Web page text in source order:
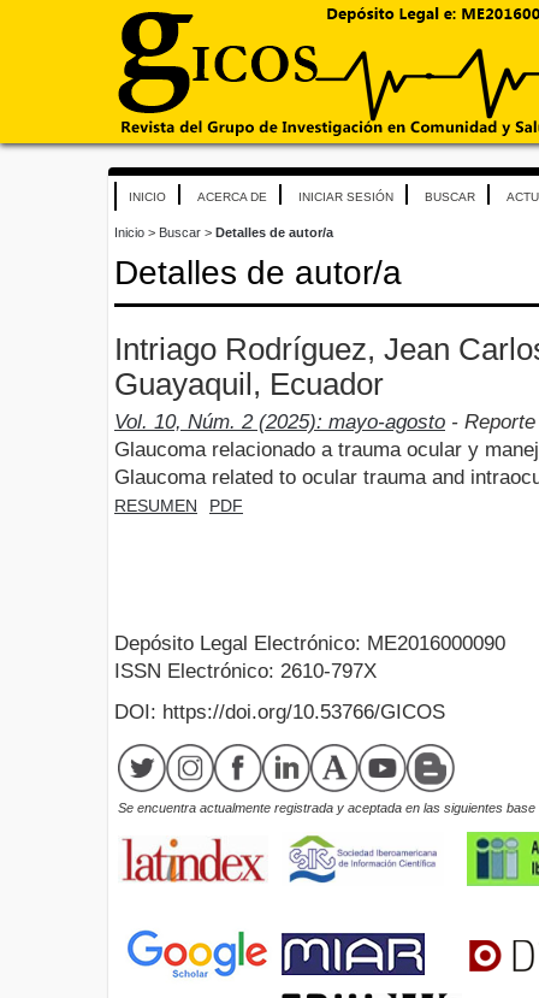
INICIO ACERCA DE INICIAR SESIÓN BUSCAR
Inicio > Buscar > Detalles de autor/a
Detalles de autor/a
Intriago Rodríguez, Jean
Guayaquil, Ecuador
Vol. 10, Núm. 2 (2025): mayo-agosto -
Glaucoma relacionado a trauma ocular y
Glaucoma related to ocular trauma and
RESUMEN PDF
Depósito Legal Electrónico: ME2016000090
ISSN Electrónico: 2610-797X
DOI: https://doi.org/10.53766/GICOS
Se encuentra actualmente registrada y aceptada en las siguientes